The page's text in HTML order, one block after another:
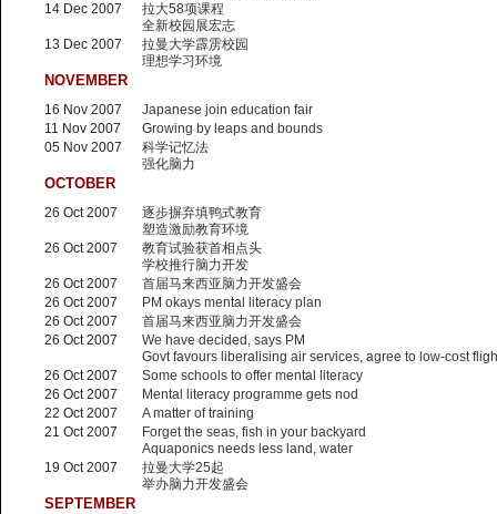
14 Dec 2007
拉大58项课程
全新校园展宏志
13 Dec 2007
拉曼大学霹雳校园
理想学习环境
NOVEMBER
16 Nov 2007
Japanese join education fair
11 Nov 2007
Growing by leaps and bounds
05 Nov 2007
科学记忆法
强化脑力
OCTOBER
26 Oct 2007
逐步摒弃填鸭式教育
塑造激励教育环境
26 Oct 2007
教育试验获首相点头
学校推行脑力开发
26 Oct 2007
首届马来西亚脑力开发盛会
26 Oct 2007
PM okays mental literacy plan
26 Oct 2007
首届马来西亚脑力开发盛会
26 Oct 2007
We have decided, says PM
Govt favours liberalising air services, agree to low-cost
26 Oct 2007
Some schools to offer mental literacy
26 Oct 2007
Mental literacy programme gets nod
22 Oct 2007
A matter of training
21 Oct 2007
Forget the seas, fish in your backyard
Aquaponics needs less land, water
19 Oct 2007
拉曼大学25起
举办脑力开发盛会
SEPTEMBER